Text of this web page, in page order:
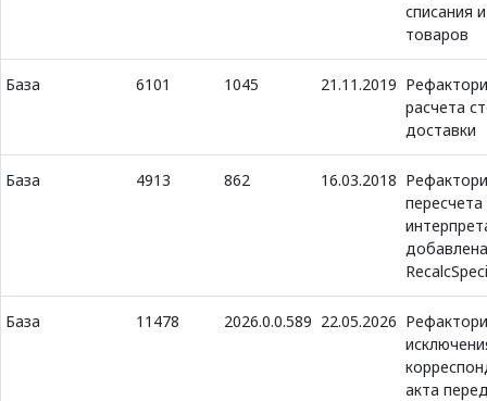
списания
товаров
База 6101 1045 21.11.2019
расчета
доставки
База 4913 862 16.03.2018
База 11478 2026.0.0.589 22.05.2026
акта